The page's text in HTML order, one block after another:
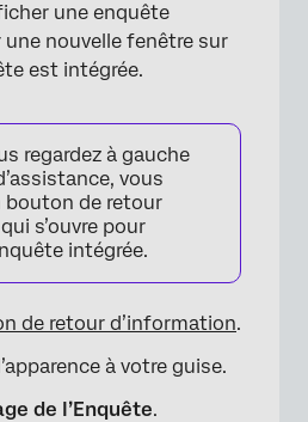
×
une enquête
nouvelle fenêtre sur
est intégrée.
regardez à gauche
vous
bouton de retour
s’ouvre pour
intégrée.
de retour d’information.
à votre guise.
de l’Enquête.